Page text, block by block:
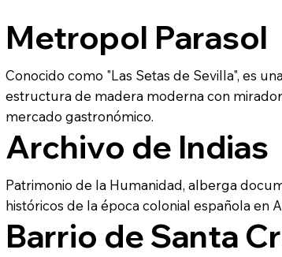
Conocido como "Las Setas de Sevilla", es una
estructura de madera moderna con
mercado gastronómico.
Metropol Parasol
Patrimonio de la Humanidad, alberga
históricos de la época colonial española en
Archivo de Indias
Barrio de Santa